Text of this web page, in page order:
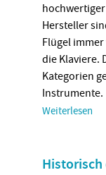
Hersteller
Flügel
die Klaviere.
Kategorien
Instrumente.
Weiterlesen
Historisch